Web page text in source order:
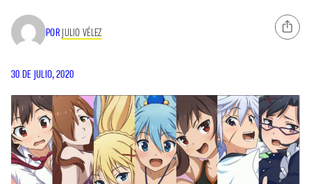
POR JULIO VÉLEZ
30 DE JULIO, 2020